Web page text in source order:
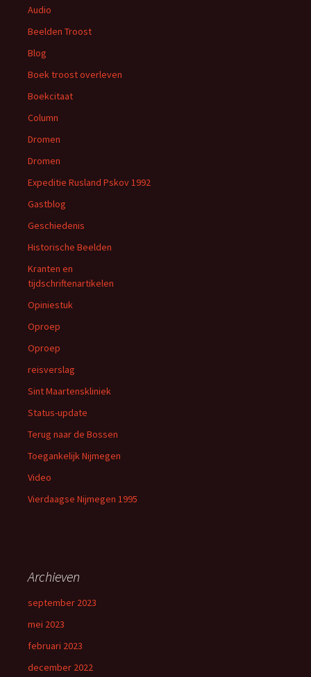
Audio
Beelden Troost
Blog
Boek troost overleven
Boekcitaat
Column
Dromen
Dromen
Expeditie Rusland Pskov 1992
Gastblog
Geschiedenis
Historische Beelden
Kranten en
tijdschriftenartikelen
Opiniestuk
Oproep
Oproep
reisverslag
Sint Maartenskliniek
Status-update
Terug naar de Bossen
Toegankelijk Nijmegen
Video
Vierdaagse Nijmegen 1995
Archieven
september 2023
mei 2023
februari 2023
december 2022